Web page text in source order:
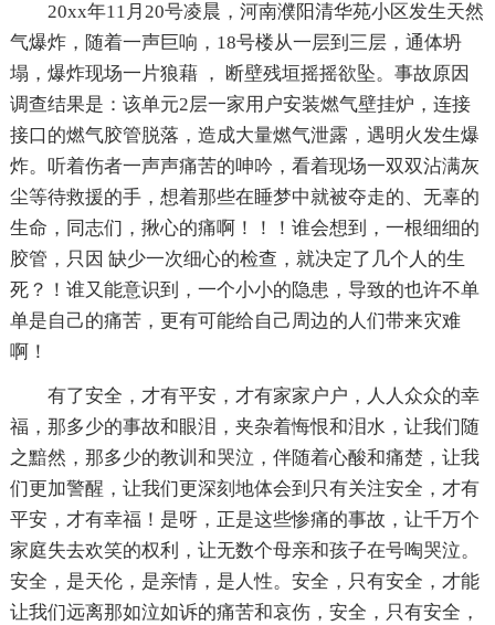
20xx年11月20号凌晨，河南濮阳清华苑小区发生天然
气爆炸，随着一声巨响，18号楼从一层到三层，通体坍
塌，爆炸现场一片狼藉 ， 断壁残垣摇摇欲坠。事故原因
调查结果是：该单元2层一家用户安装燃气壁挂炉，连接
接口的燃气胶管脱落，造成大量燃气泄露，遇明火发生爆
炸。听着伤者一声声痛苦的呻吟，看着现场一双双沾满灰
尘等待救援的手，想着那些在睡梦中就被夺走的、无辜的
生命，同志们，揪心的痛啊！！！谁会想到，一根细细的
胶管，只因 缺少一次细心的检查，就决定了几个人的生
死？！谁又能意识到，一个小小的隐患，导致的也许不单
单是自己的痛苦，更有可能给自己周边的人们带来灾难
啊！
有了安全，才有平安，才有家家户户，人人众众的幸
福，那多少的事故和眼泪，夹杂着悔恨和泪水，让我们随
之黯然，那多少的教训和哭泣，伴随着心酸和痛楚，让我
们更加警醒，让我们更深刻地体会到只有关注安全，才有
平安，才有幸福！是呀，正是这些惨痛的事故，让千万个
家庭失去欢笑的权利，让无数个母亲和孩子在号啕哭泣。
安全，是天伦，是亲情，是人性。安全，只有安全，才能
让我们远离那如泣如诉的痛苦和哀伤，安全，只有安全，